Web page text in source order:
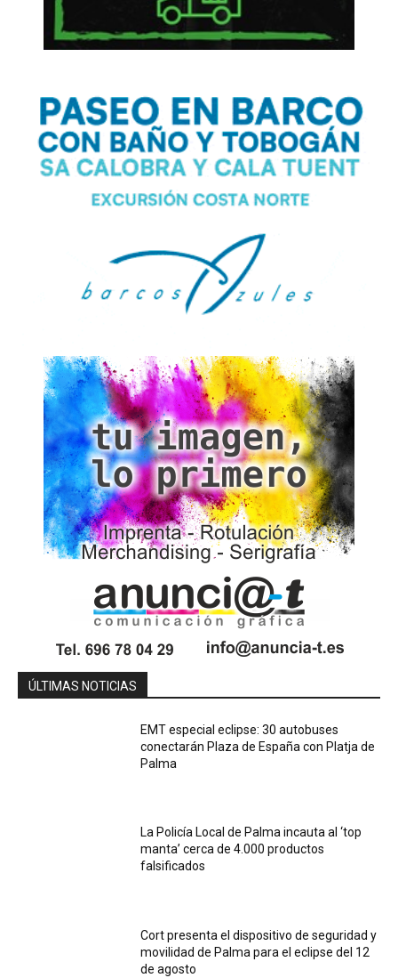
ÚLTIMAS NOTICIAS
EMT especial eclipse: 30 autobuses
conectarán Plaza de España con Platja de
Palma
La Policía Local de Palma incauta al ‘top
manta’ cerca de 4.000 productos
falsificados
Cort presenta el dispositivo de seguridad y
movilidad de Palma para el eclipse del 12
de agosto